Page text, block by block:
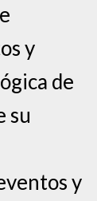
y
de
su
y